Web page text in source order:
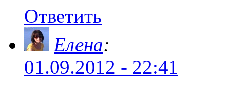
Ответить
Елена:
01.09.2012 - 22:41